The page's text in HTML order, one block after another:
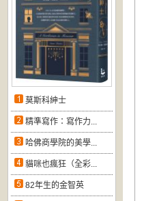
莫斯科紳士
精準寫作：寫作力...
哈佛商學院的美學...
貓咪也瘋狂（全彩...
82年生的金智英